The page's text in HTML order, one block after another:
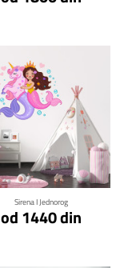
Sirena I Jednorog
od 1440 din
Klikni za detalje